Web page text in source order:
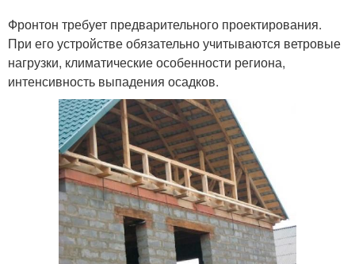
Фронтон требует предварительного проектирования.
При его устройстве обязательно учитываются ветровые
нагрузки, климатические особенности региона,
интенсивность выпадения осадков.